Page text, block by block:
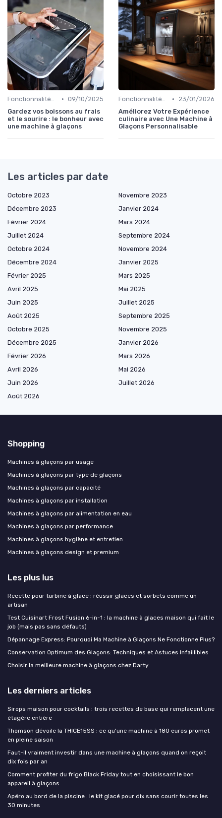
Fonctionnalités Clés • 09/10/2025
Gardez vos boissons au frais
et le sourire : le bonheur avec
une machine à glaçons
Fonctionnalités Clés •
23/01/2026
Améliorez Votre Expérience
culinaire avec Une Machine à
Glaçons Personnalisable
Les articles par date
Octobre 2023
Novembre 2023
Décembre 2023
Janvier 2024
Février 2024
Mars 2024
Juillet 2024
Septembre 2024
Octobre 2024
Novembre 2024
Décembre 2024
Janvier 2025
Février 2025
Mars 2025
Avril 2025
Mai 2025
Juin 2025
Juillet 2025
Août 2025
Septembre 2025
Octobre 2025
Novembre 2025
Décembre 2025
Janvier 2026
Février 2026
Mars 2026
Avril 2026
Mai 2026
Juin 2026
Juillet 2026
Août 2026
Shopping
Machines à glaçons par usage
Machines à glaçons par type de glaçons
Machines à glaçons par capacité
Machines à glaçons par installation
Machines à glaçons par alimentation en eau
Machines à glaçons par performance
Machines à glaçons hygiène et entretien
Machines à glaçons design et premium
Les plus lus
Recette pour turbine à glace : réussir glaces et sorbets comme un
artisan
Test Cuisinart Frost Fusion 6-in-1 : la machine à glaces maison qui fait le
job (mais pas sans défauts)
Dépannage Express: Pourquoi Ma Machine à Glaçons Ne Fonctionne Plus?
Conservation Optimum des Glaçons: Techniques et Astuces Infaillibles
Choisir la meilleure machine à glaçons chez Darty
Les derniers articles
Sirops maison pour cocktails : trois recettes de base qui remplacent une
étagère entière
Thomson dévoile la THICE15SS : ce qu'une machine à 180 euros promet
en pleine saison
Faut-il vraiment investir dans une machine à glaçons quand on reçoit
dix fois par an
Comment profiter du frigo Black Friday tout en choisissant le bon
appareil à glaçons
Apéro au bord de la piscine : le kit glacé pour dix sans courir toutes les
30 minutes